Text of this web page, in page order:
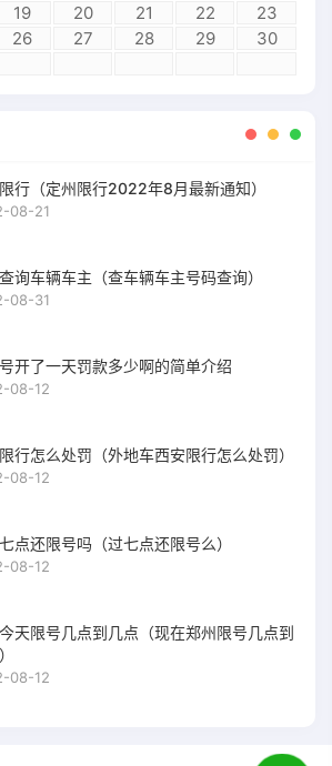
19 20 21 22
23
26 27 28 29
30
行（定州限行2022年8月最新通知）
08-21
询车辆车主（查车辆车主号码查询）
08-31
开了一天罚款多少啊的简单介绍
08-12
行怎么处罚（外地车西安限行怎么处罚）
08-12
点还限号吗（过七点还限号么）
08-12
天限号几点到几点（现在郑州限号几点到
08-12